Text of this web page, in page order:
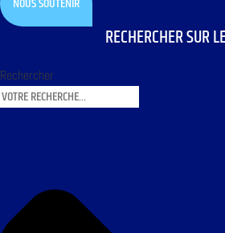
RECHERCHER SUR
Rechercher